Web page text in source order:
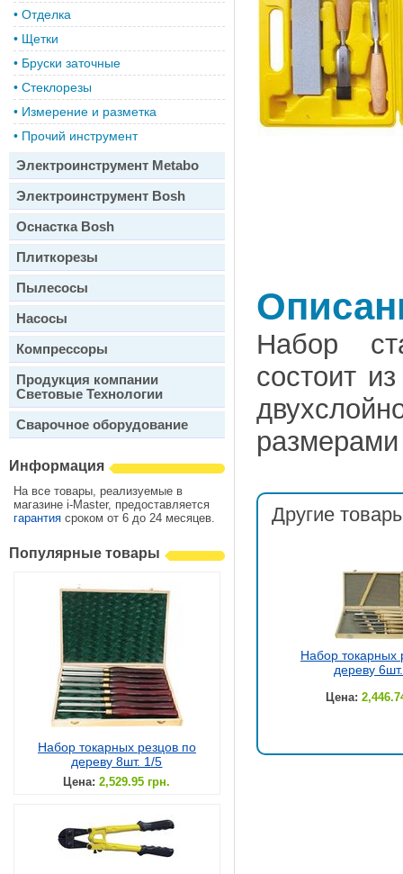
• Отделка
• Щетки
• Бруски заточные
• Стеклорезы
• Измерение и разметка
• Прочий инструмент
Электроинструмент Metabo
Электроинструмент Bosh
Оснастка Bosh
Плиткорезы
Пылесосы
Насосы
Компрессоры
Продукция компании
Световые Технологии
Сварочное оборудование
Информация
На все товары, реализуемые в
магазине i-Master, предоставляется
гарантия сроком от 6 до 24 месяцев.
Популярные товары
Набор токарных резцов по
дереву 8шт. 1/5
Цена: 2,529.95 грн.
Набор
состоит
Другие
Набор токарных
дереву
Цена: